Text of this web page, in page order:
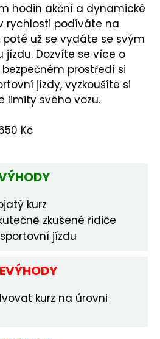
hodin akční a dynamické
rychlosti podíváte na
už se vydáte se svým
Dozvíte se více o
prostředí si
jízdy, vyzkoušíte si
limity svého vozu.
Kč
kurz
zkušené řidiče
jízdu
kurz na úrovni